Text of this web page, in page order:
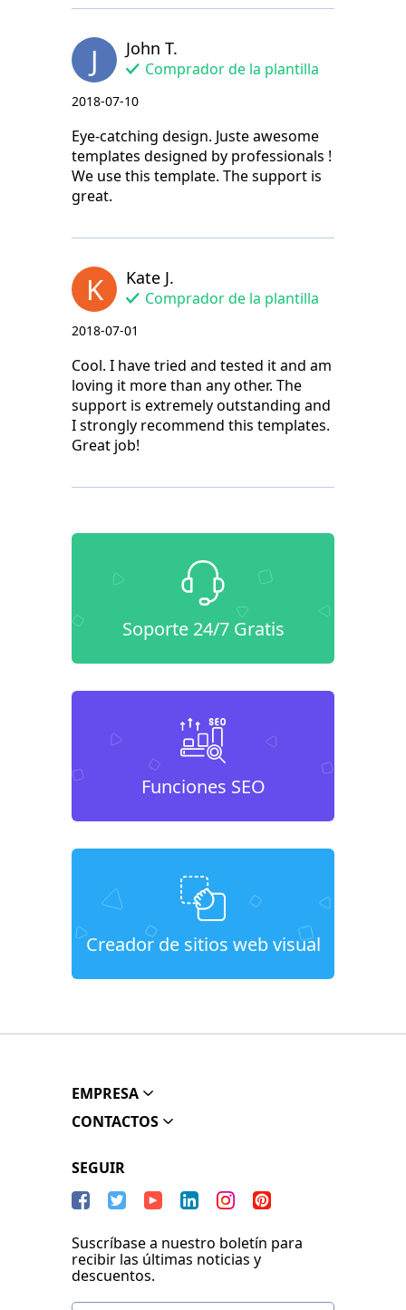
J John T.
Comprador de la plantilla
2018-07-10
Eye-catching design. Juste awesome
templates designed by professionals !
We use this template. The support is
great.
K Kate J.
Comprador de la plantilla
2018-07-01
Cool. I have tried and tested it and am
loving it more than any other. The
support is extremely outstanding and
I strongly recommend this templates.
Great job!
Soporte 24/7 Gratis
Funciones SEO
Creador de sitios web visual
EMPRESA
CONTACTOS
SEGUIR
Suscríbase a nuestro boletín para
recibir las últimas noticias y
descuentos.